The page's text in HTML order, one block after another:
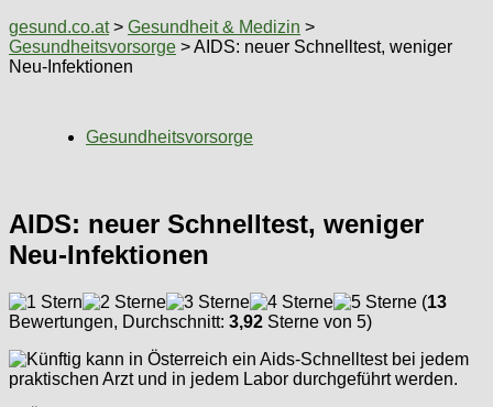
gesund.co.at> Gesundheit & Medizin >
Gesundheitsvorsorge > AIDS: neuer Schnelltest, weniger
Neu-Infektionen
Gesundheitsvorsorge
AIDS: neuer Schnelltest, weniger
Neu-Infektionen
(13
Bewertungen, Durchschnitt: 3,92 Sterne von 5)